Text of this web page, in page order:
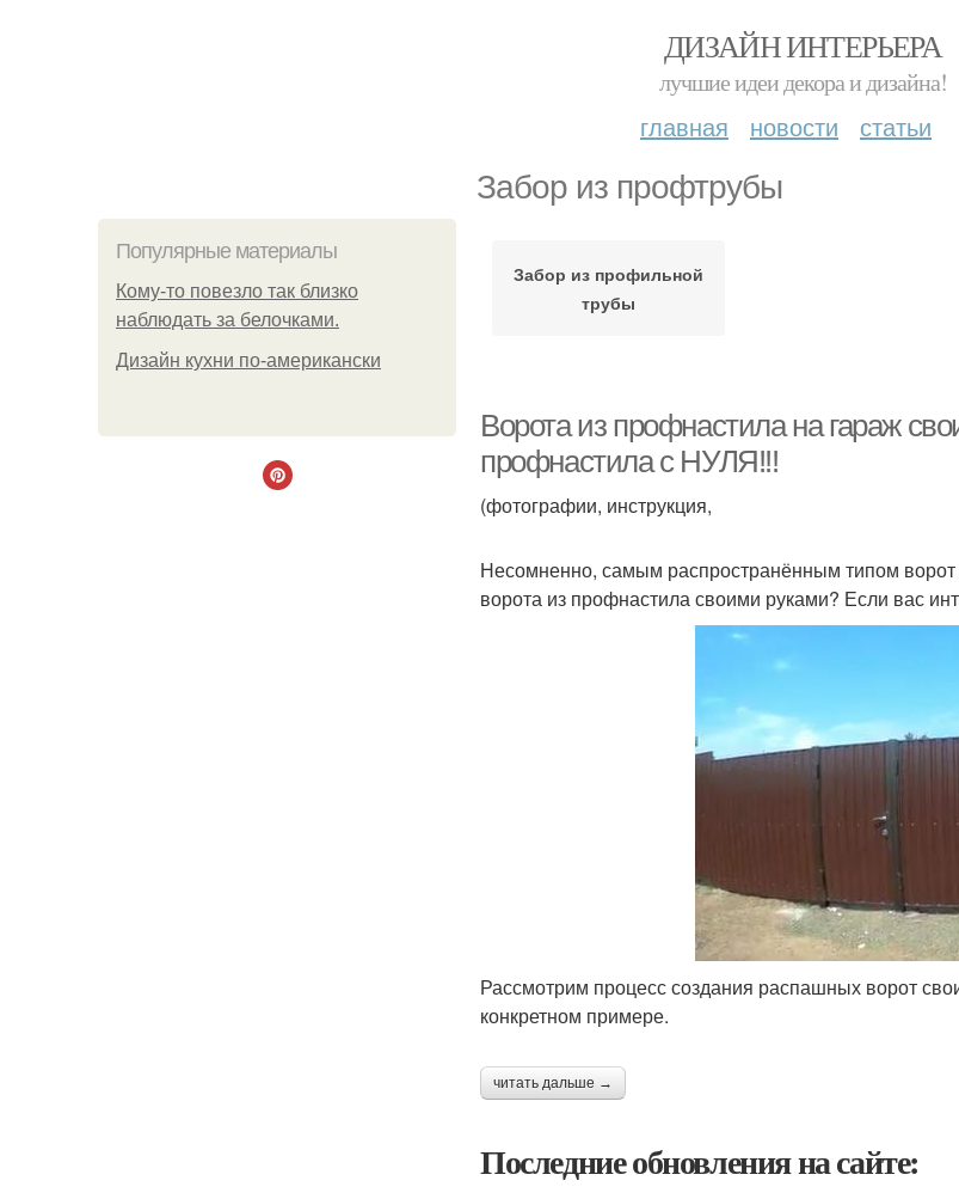
ДИЗАЙН ИНТЕРЬЕРА
лучшие идеи декора и дизайна!
главная новости статьи
Забор из профтрубы
Популярные материалы
Кому-то повезло так близко
наблюдать за белочками.
Дизайн кухни по-американски
Забор из профильной
трубы
Ворота из профнастила на гараж
профнастила с НУЛЯ!!!
(фотографии, инструкция,
Несомненно, самым распространённым типом
ворота из профнастила своими руками? Если вас
Рассмотрим процесс создания распашных ворот
конкретном примере.
читать дальше →
Последние обновления на сайте: